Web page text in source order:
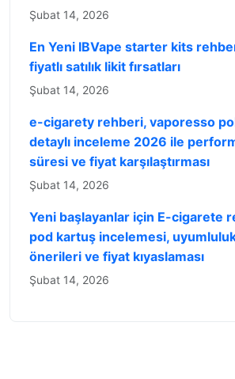
Şubat 14, 2026
En Yeni IBVape starter kits
fiyatlı satılık likit fırsatları
Şubat 14, 2026
e-cigarety rehberi, vaporesso
detaylı inceleme 2026 ile
süresi ve fiyat karşılaştırması
Şubat 14, 2026
Yeni başlayanlar için E-cigarete
pod kartuş incelemesi,
önerileri ve fiyat kıyaslaması
Şubat 14, 2026